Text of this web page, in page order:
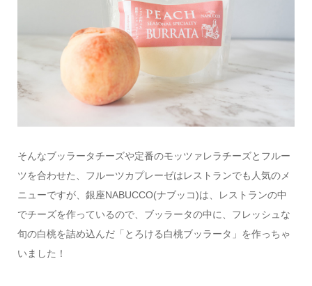
そんなブッラータチーズや定番のモッツァレラチーズとフルー
ツを合わせた、フルーツカプレーゼはレストランでも人気のメ
ニューですが、銀座NABUCCO(ナブッコ)は、レストランの中
でチーズを作っているので、ブッラータの中に、フレッシュな
旬の白桃を詰め込んだ「とろける白桃ブッラータ」を作っちゃ
いました！